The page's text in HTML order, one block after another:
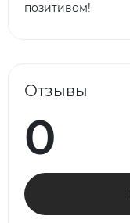
позитивом!
Отзывы
0